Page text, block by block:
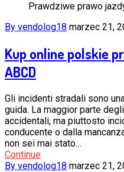
Prawdziwe prawo
By vendolog18 marzec 21,
Kup online polskie
ABCD
Gli incidenti stradali sono
guida. La maggior parte
accidentali, ma piuttosto
conducente o dalla
non sei mai stato…
Continue
By vendolog18 marzec 21,